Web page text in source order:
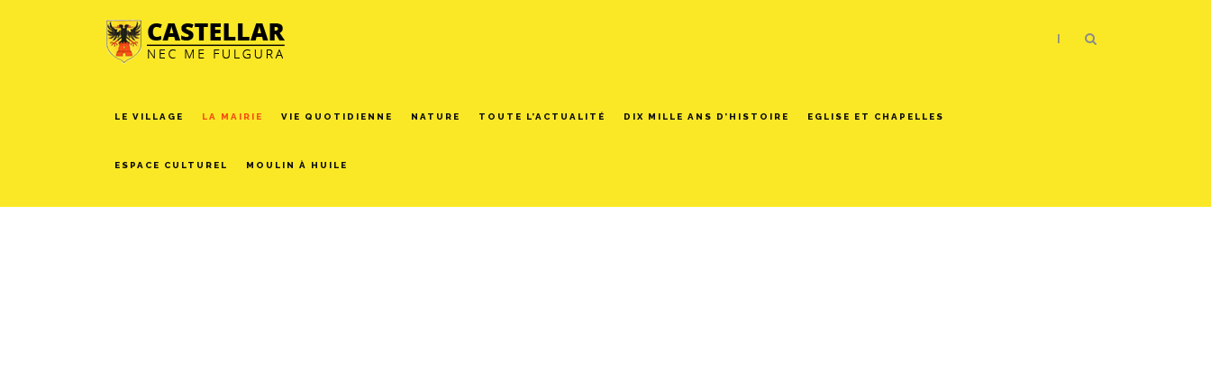
LE VILLAGE LA MAIRIE VIE QUOTIDIENNE NATURE TOUTE L’ACTUALITÉ DIX MILLE ANS D’HISTOIRE EGLISE ET CHAPELLES
ESPACE CULTUREL MOULIN À HUILE
|